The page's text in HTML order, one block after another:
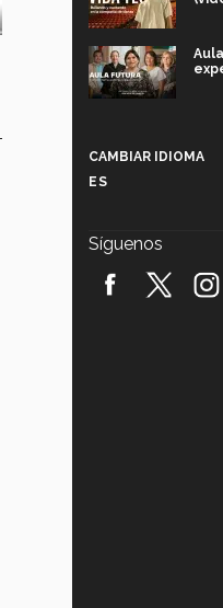
CAMBIAR IDIOMA
ES
Síguenos